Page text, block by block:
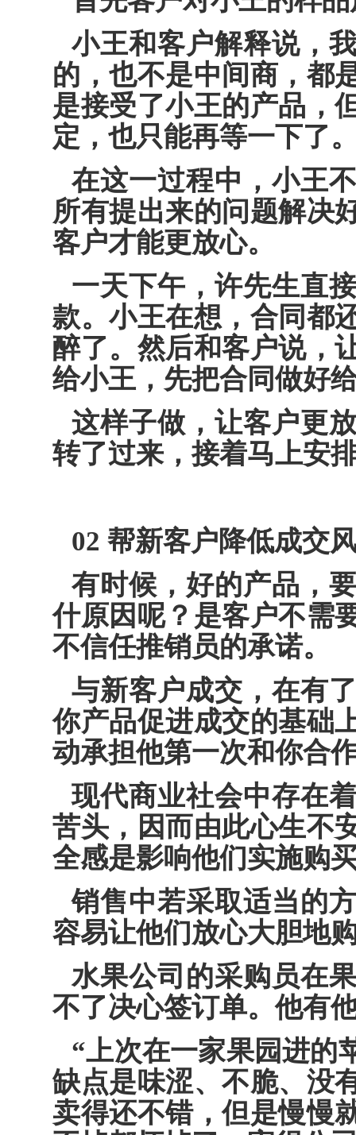
小王和客户解释说，
的，也不是中间商，都
是接受了小王的产品，
定，也只能再等一下了
在这一过程中，小王
所有提出来的问题解决
客户才能更放心。
一天下午，许先生直
款。小王在想，合同都
醉了。然后和客户说，
给小王，先把合同做好
这样子做，让客户更
转了过来，接着马上安
02 帮新客户降低成交
有时候，好的产品，
什原因呢？是客户不需
不信任推销员的承诺。
与新客户成交，在有
你产品促进成交的基础
动承担他第一次和你合
现代商业社会中存在
苦头，因而由此心生不
全感是影响他们实施购
销售中若采取适当的
容易让他们放心大胆地
水果公司的采购员在
不了决心签订单。他有
“上次在一家果园进的
缺点是味涩、不脆、没
卖得还不错，但是慢慢